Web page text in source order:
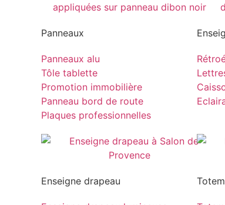
Panneaux
Panneaux alu
Tôle tablette
Promotion immobilière
Panneau bord de route
Plaques professionnelles
Enseigne drapeau Totem